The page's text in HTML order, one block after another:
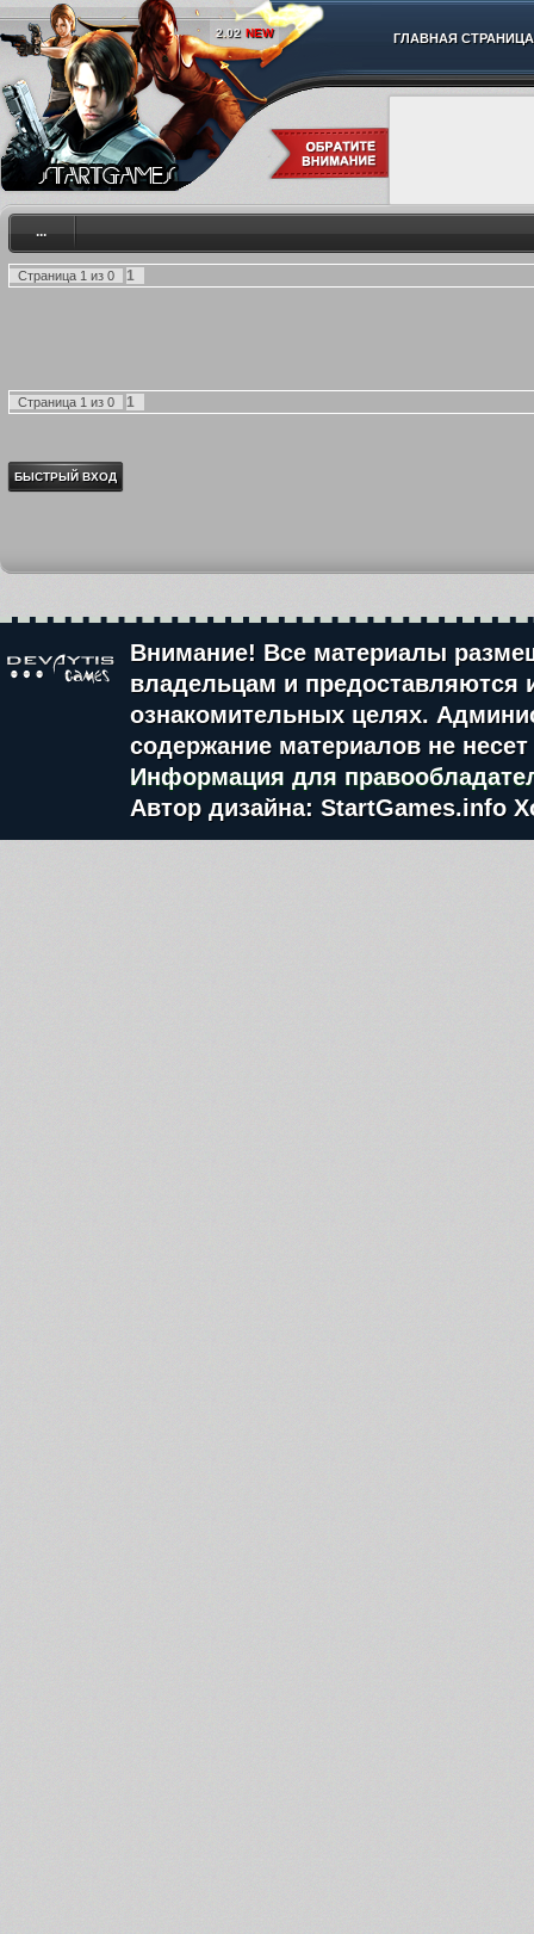
2.02 NEW ГЛАВНАЯ СТРАНИЦА
...
Страница 1 из 0 1
Страница 1 из 0 1
Внимание! Все материалы
владельцам и предоставляются
ознакомительных целях.
содержание материалов не
Информация для
Автор дизайна: StartGames.info